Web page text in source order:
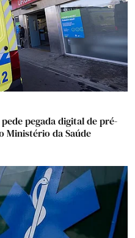
pegada digital de pré-
Ministério da Saúde